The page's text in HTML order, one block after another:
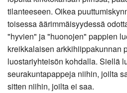
tilanteeseen. Oikea
toisessa äärimmäisyydessä
"hyvien" ja "huonojen" pappien
kreikkalaisen arkkihiippakunnan
luostariyhteisön kohdalla. Siellä
seurakuntapappeja niihin, joilta
sitten niihin, joilta ei saa.